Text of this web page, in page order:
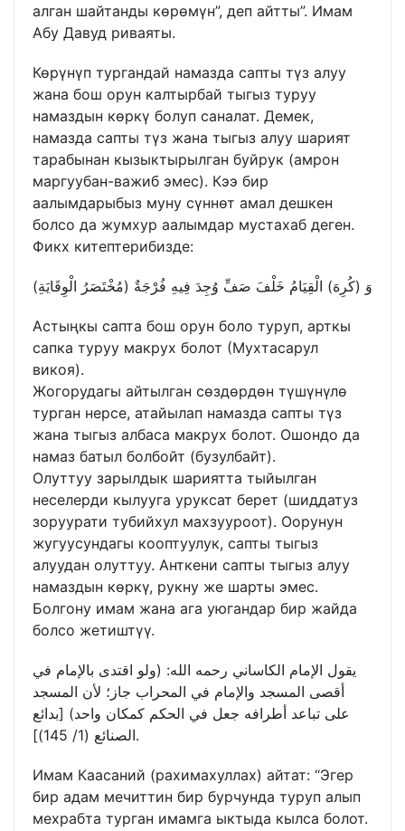
алган шайтанды көрөмүн”, деп айтты”. Имам
Абу Давуд риваяты.
Көрүнүп тургандай намазда сапты түз алуу
жана бош орун калтырбай тыгыз туруу
намаздын көркү болуп саналат. Демек,
намазда сапты түз жана тыгыз алуу шарият
тарабынан кызыктырылган буйрук (амрон
маргуубан-важиб эмес). Кээ бир
аалымдарыбыз муну сүннөт амал дешкен
болсо да жумхур аалымдар мустахаб деген.
Фикх китептерибизде:
وَ (كُرِهَ) الْقِيَامُ خَلْفَ صَفِّ وُجِدَ فِيهِ فُرْجَةٌ (مُخْتَصَرُ الْوِقَايَةِ)
Астыңкы сапта бош орун боло туруп, арткы
сапка туруу макрух болот (Мухтасарул
викоя).
Жогорудагы айтылган сөздөрдөн түшүнүлө
турган нерсе, атайылап намазда сапты түз
жана тыгыз албаса макрух болот. Ошондо да
намаз батыл болбойт (бузулбайт).
Олуттуу зарылдык шариятта тыйылган
неселерди кылууга уруксат берет (шиддатуз
зоруурати тубийхул махзууроот). Оорунун
жугуусундагы кооптуулук, сапты тыгыз
алуудан олуттуу. Анткени сапты тыгыз алуу
намаздын көркү, рукну же шарты эмес.
Болгону имам жана ага уюгандар бир жайда
болсо жетиштүү.
يقول الإمام الكاساني رحمه الله: (ولو اقتدى بالإمام في
أقصى المسجد والإمام في المحراب جاز؛ لأن المسجد
على تباعد أطرافه جعل في الحكم كمكان واحد) [بدائع
الصنائع (1/ 145)].
Имам Каасаний (рахимахуллах) айтат: “Эгер
бир адам мечиттин бир бурчунда туруп алып
мехрабта турган имамга ыктыда кылса болот.